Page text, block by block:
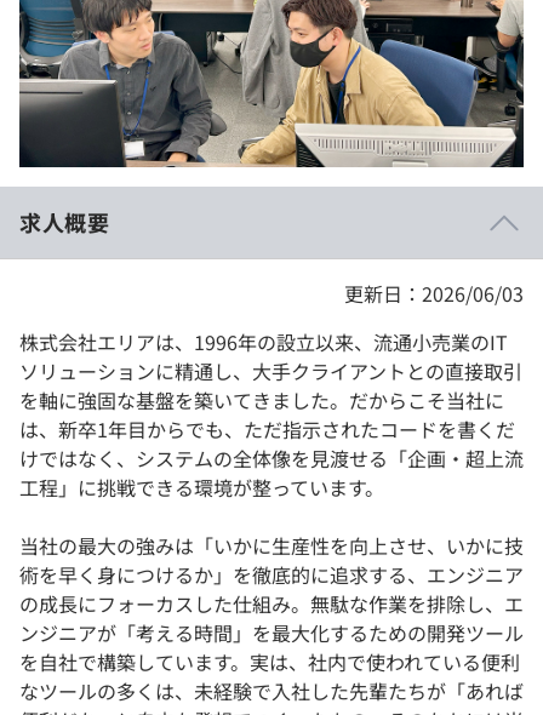
個人向けプラン
法人向けプラン
学校向けプラン
契約内容・クーポン
求人概要
更新日：2026/06/03
株式会社エリアは、1996年の設立以来、流通小売業のIT
ソリューションに精通し、大手クライアントとの直接取引
を軸に強固な基盤を築いてきました。だからこそ当社に
は、新卒1年目からでも、ただ指示されたコードを書くだ
けではなく、システムの全体像を見渡せる「企画・超上流
工程」に挑戦できる環境が整っています。
当社の最大の強みは「いかに生産性を向上させ、いかに技
術を早く身につけるか」を徹底的に追求する、エンジニア
の成長にフォーカスした仕組み。無駄な作業を排除し、エ
ンジニアが「考える時間」を最大化するための開発ツール
を自社で構築しています。実は、社内で使われている便利
なツールの多くは、未経験で入社した先輩たちが「あれば